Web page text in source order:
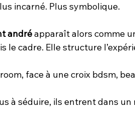
incarné. Plus symbolique.
andré apparaît alors comme
le cadre. Elle structure
face à une croix bdsm,
à séduire, ils entrent dans un